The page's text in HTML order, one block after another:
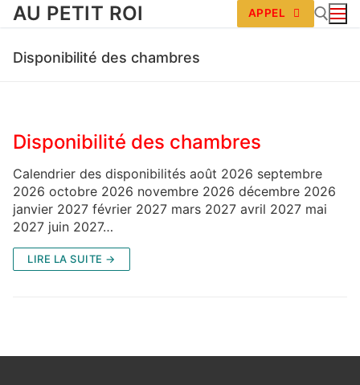
AU PETIT ROI APPEL
Disponibilité des chambres
Disponibilité des chambres
Calendrier des disponibilités août 2026 septembre
2026 octobre 2026 novembre 2026 décembre 2026
janvier 2027 février 2027 mars 2027 avril 2027 mai
2027 juin 2027…
LIRE LA SUITE →